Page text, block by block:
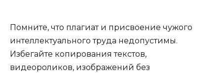
Помните, что плагиат и присвоение чужого
интеллектуального труда недопустимы.
Избегайте копирования текстов,
видеороликов, изображений без